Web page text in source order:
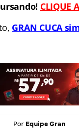
CLIQUE
GRAN CUCA
Por Equipe Gran